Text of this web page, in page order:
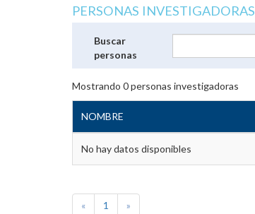
PERSONAS INVESTIGADORAS
Buscar
personas
Mostrando 0personas investigadoras
NOMBRE
No hay datos disponibles
« 1 »